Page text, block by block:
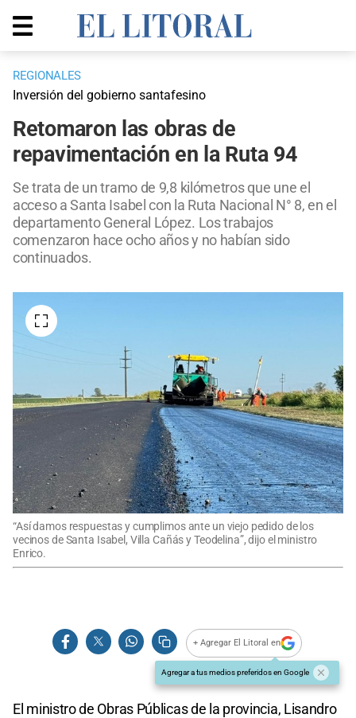
REGIONALES
Inversión del gobierno santafesino
Retomaron las obras de
repavimentación en la Ruta 94
Se trata de un tramo de 9,8 kilómetros que une el
acceso a Santa Isabel con la Ruta Nacional N° 8, en el
departamento General López. Los trabajos
comenzaron hace ocho años y no habían sido
continuados.
“Así damos respuestas y cumplimos ante un viejo pedido de los
vecinos de Santa Isabel, Villa Cañás y Teodelina”, dijo el ministro
Enrico.
+ Agregar El Litoral en
Agregar a tus medios preferidos en Google
El ministro de Obras Públicas de la provincia, Lisandro